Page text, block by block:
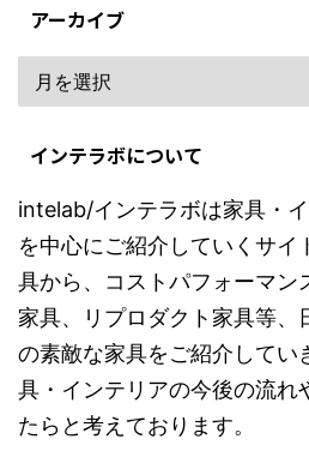
アーカイブ
インテラボについて
intelab/インテラボは家具・
を中心にご紹介していくサイ
具から、コストパフォーマン
家具、リプロダクト家具等、
の素敵な家具をご紹介してい
具・インテリアの今後の流れ
たらと考えております。